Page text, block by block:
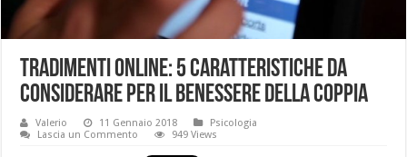
Tradimenti online: 5 caratteristiche da
considerare per il benessere della coppia
Valerio 11 Gennaio 2018
Psicologia
Lascia un Commento
949 Views